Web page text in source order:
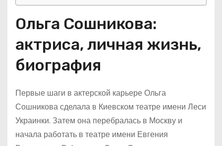
Ольга Сошникова:
актриса, личная жизнь,
биография
Первые шаги в актерской карьере Ольга
Сошникова сделала в Киевском театре имени Леси
Украинки. Затем она перебралась в Москву и
начала работать в театре имени Евгения